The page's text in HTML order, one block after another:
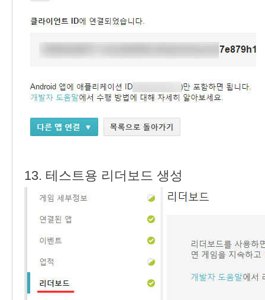
13. 테스트용 리더보드 생성